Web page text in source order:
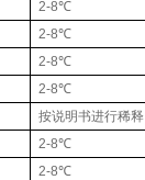
2-8℃
2-8℃
2-8℃
2-8℃
按说明书进行稀释
2-8℃
2-8℃